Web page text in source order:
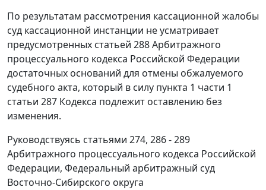
По результатам рассмотрения кассационной жалобы
суд кассационной инстанции не усматривает
предусмотренных статьей 288Арбитражного
процессуального кодекса Российской Федерации
достаточных оснований для отмены обжалуемого
судебного акта, который в силу пункта 1 части 1
статьи 287 Кодекса подлежит оставлению без
изменения.
Руководствуясь статьями 274, 286 - 289
Арбитражного процессуального кодекса Российской
Федерации, Федеральный арбитражный суд
Восточно-Сибирского округа